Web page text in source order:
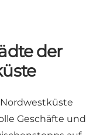
der
Geschäfte und